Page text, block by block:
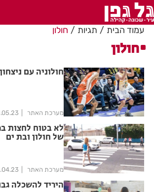
עמוד הבית תגיות חולון
חולון
חולוניה עם
מערכת האתר
לא בטוח לחצות
של חולון ובת ים
מערכת האתר
היריד להשכלה